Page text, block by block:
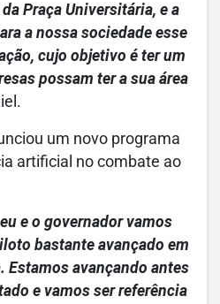
Praça Universitária, e a
a nossa sociedade esse
cujo objetivo é ter um
possam ter a sua área
um novo programa
artificial no combate ao
e o governador vamos
bastante avançado em
Estamos avançando antes
e vamos ser referência